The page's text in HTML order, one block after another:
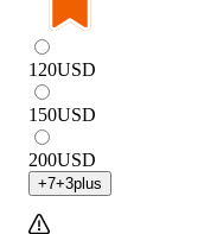
120USD
150USD
200USD
+7+3plus